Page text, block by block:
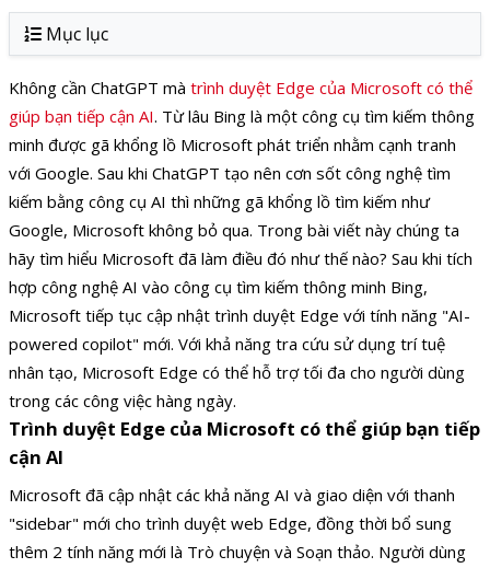
Mục lục
Không cần ChatGPT mà trình duyệt Edge của Microsoft có thể
giúp bạn tiếp cận AI. Từ lâu Bing là một công cụ tìm kiếm thông
minh được gã khổng lồ Microsoft phát triển nhằm cạnh tranh
với Google. Sau khi ChatGPT tạo nên cơn sốt công nghệ tìm
kiếm bằng công cụ AI thì những gã khổng lồ tìm kiếm như
Google, Microsoft không bỏ qua. Trong bài viết này chúng ta
hãy tìm hiểu Microsoft đã làm điều đó như thế nào? Sau khi tích
hợp công nghệ AI vào công cụ tìm kiếm thông minh Bing,
Microsoft tiếp tục cập nhật trình duyệt Edge với tính năng "AI-
powered copilot" mới. Với khả năng tra cứu sử dụng trí tuệ
nhân tạo, Microsoft Edge có thể hỗ trợ tối đa cho người dùng
trong các công việc hàng ngày.
Trình duyệt Edge của Microsoft có thể giúp bạn tiếp
cận AI
Microsoft đã cập nhật các khả năng AI và giao diện với thanh
"sidebar" mới cho trình duyệt web Edge, đồng thời bổ sung
thêm 2 tính năng mới là Trò chuyện và Soạn thảo. Người dùng